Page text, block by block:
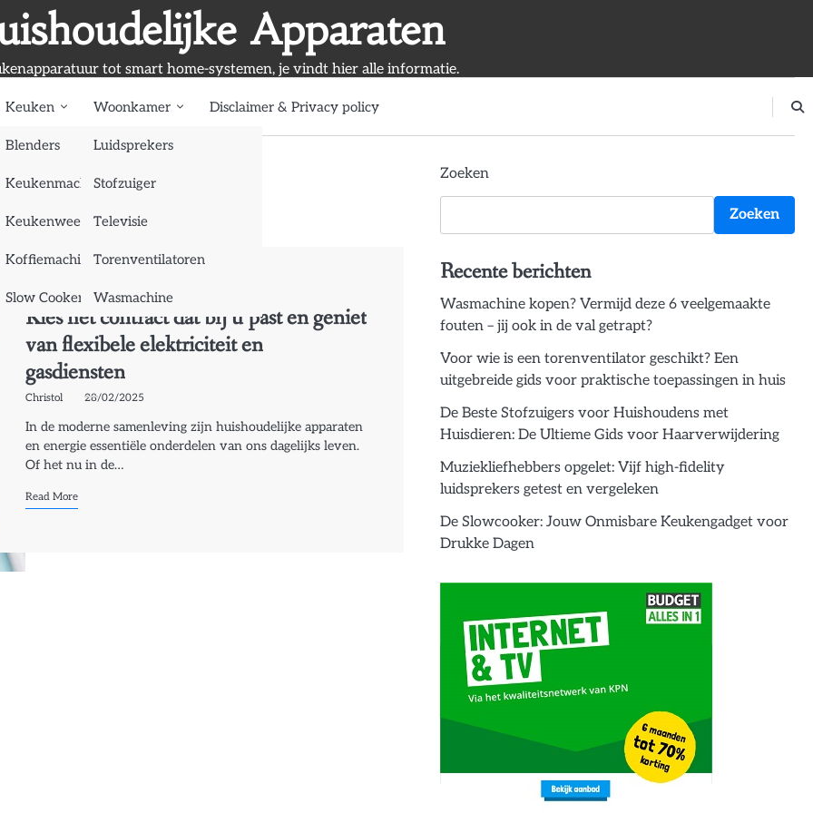
Apparaten
tot smart home-systemen, je vindt hier alle informatie.
Keuken
Blenders
Keukenmachine
Keukenweegschaal
Koffiemachine
Slow Cooker
Woonkamer
Luidsprekers
Stofzuiger
Televisie
Torenventilatoren
Wasmachine
Disclaimer & Privacy policy
Woonkamer
Kies het contract dat bij u past en geniet
van flexibele elektriciteit en
gasdiensten
Christol 28/02/2025
In de moderne samenleving zijn huishoudelijke apparaten
en energie essentiële onderdelen van ons dagelijks leven.
Of het nu in de…
Read More
Zoeken
Zoeken
Recente berichten
Wasmachine kopen? Vermijd deze 6 veelgemaakte
fouten – jij ook in de val getrapt?
Voor wie is een torenventilator geschikt? Een
uitgebreide gids voor praktische toepassingen in huis
De Beste Stofzuigers voor Huishoudens met
Huisdieren: De Ultieme Gids voor Haarverwijdering
Muziekliefhebbers opgelet: Vijf high-fidelity
luidsprekers getest en vergeleken
De Slowcooker: Jouw Onmisbare Keukengadget voor
Drukke Dagen